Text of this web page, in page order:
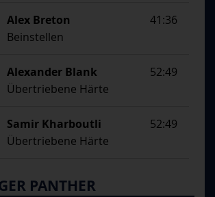
41:36
Alex Breton
Beinstellen
52:49
Alexander Blank
Übertriebene Härte
52:49
Samir Kharboutli
Übertriebene Härte
PANTHER